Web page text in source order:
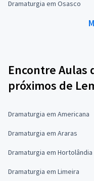
Dramaturgia em Osasco
Encontre Aulas
próximos de
Dramaturgia em Americana
Dramaturgia em Araras
Dramaturgia em Hortolândia
Dramaturgia em Limeira